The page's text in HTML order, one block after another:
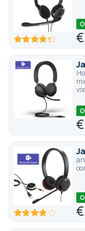
85.8 100 €
€
75 100 €